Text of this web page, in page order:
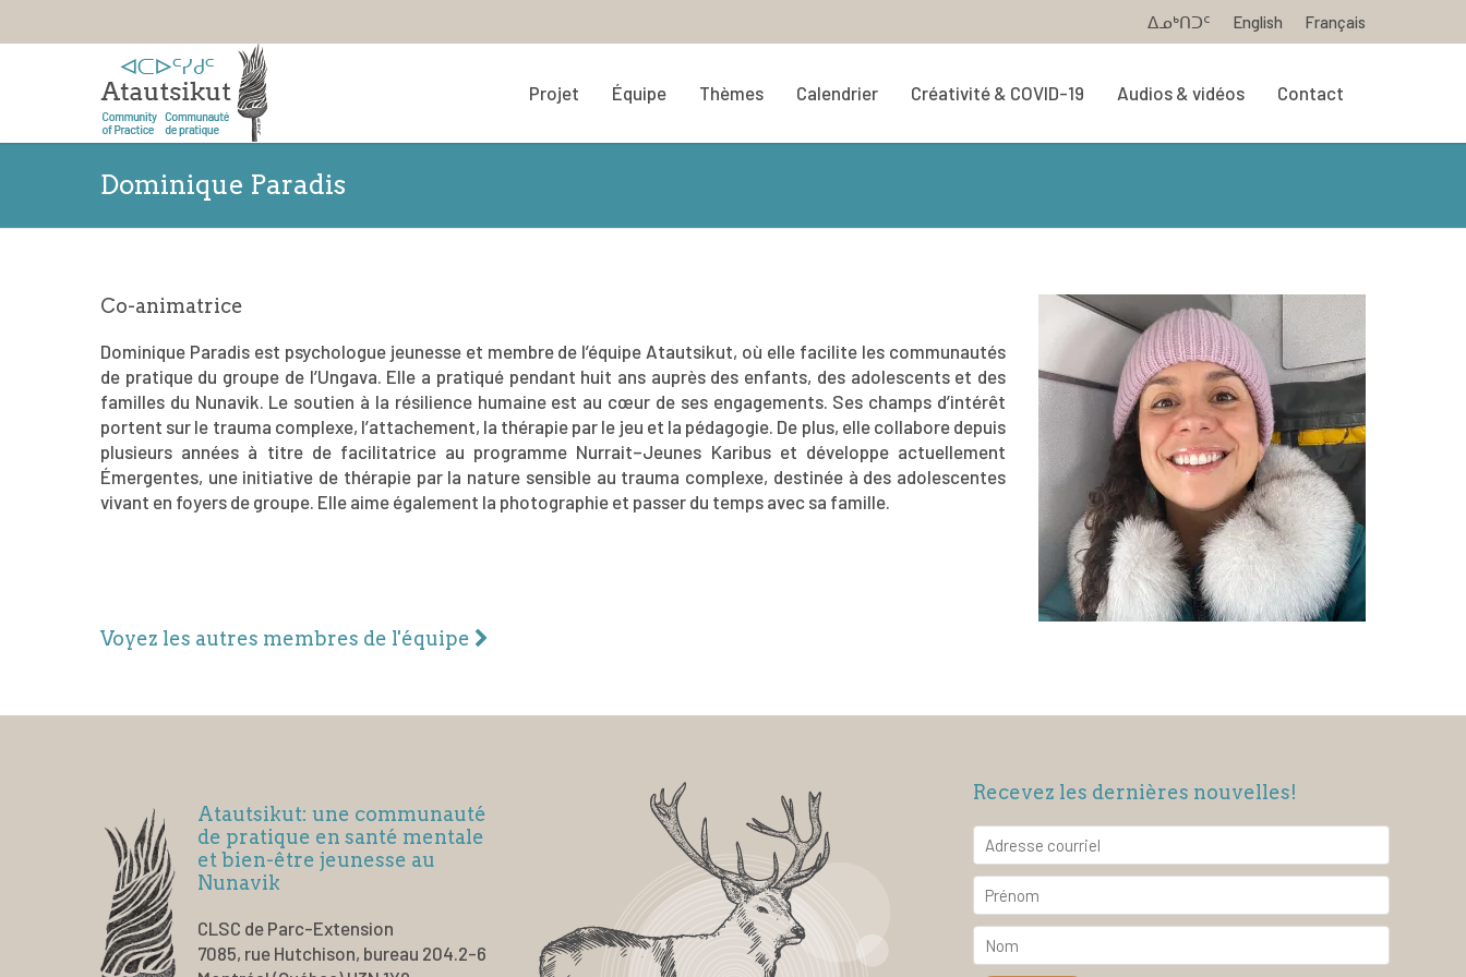
ᐃᓄᒃᑎᑐᑦ English Français
Projet Équipe Thèmes Calendrier Créativité & COVID-19 Audios & vidéos Contact
Dominique Paradis
Co-animatrice
Dominique Paradis est psychologue jeunesse et membre de l’équipe Atautsikut, où elle facilite les communautés
de pratique du groupe de l’Ungava. Elle a pratiqué pendant huit ans auprès des enfants, des adolescents et des
familles du Nunavik. Le soutien à la résilience humaine est au cœur de ses engagements. Ses champs d’intérêt
portent sur le trauma complexe, l’attachement, la thérapie par le jeu et la pédagogie. De plus, elle collabore depuis
plusieurs années à titre de facilitatrice au programme Nurrait–Jeunes Karibus et développe actuellement
Émergentes, une initiative de thérapie par la nature sensible au trauma complexe, destinée à des adolescentes
vivant en foyers de groupe. Elle aime également la photographie et passer du temps avec sa famille.
Voyez les autres membres de l'équipe
Atautsikut: une communauté
de pratique en santé mentale
et bien-être jeunesse au
Nunavik
CLSC de Parc-Extension
7085, rue Hutchison, bureau 204.2-6
Recevez les dernières nouvelles!